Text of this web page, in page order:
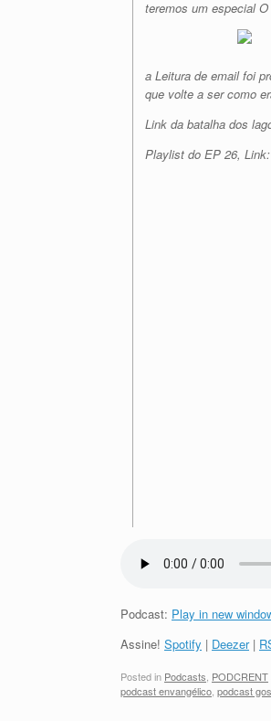
teremos um especial
a Leitura de email foi
que volte a ser como
Link da batalha dos
Playlist do EP 26, Link:
Podcast: Play in new
Assine! Spotify | Deezer|
Posted in Podcasts PODCRENT
podcast envangélico podcast